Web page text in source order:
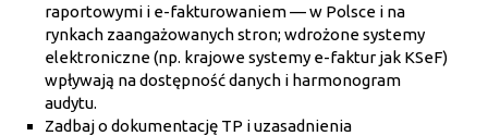
raportowymi i e-fakturowaniem — w Polsce i na
rynkach zaangażowanych stron; wdrożone systemy
elektroniczne (np. krajowe systemy e-faktur jak KSeF)
wpływają na dostępność danych i harmonogram
audytu.
Zadbaj o dokumentację TP i uzasadnienia